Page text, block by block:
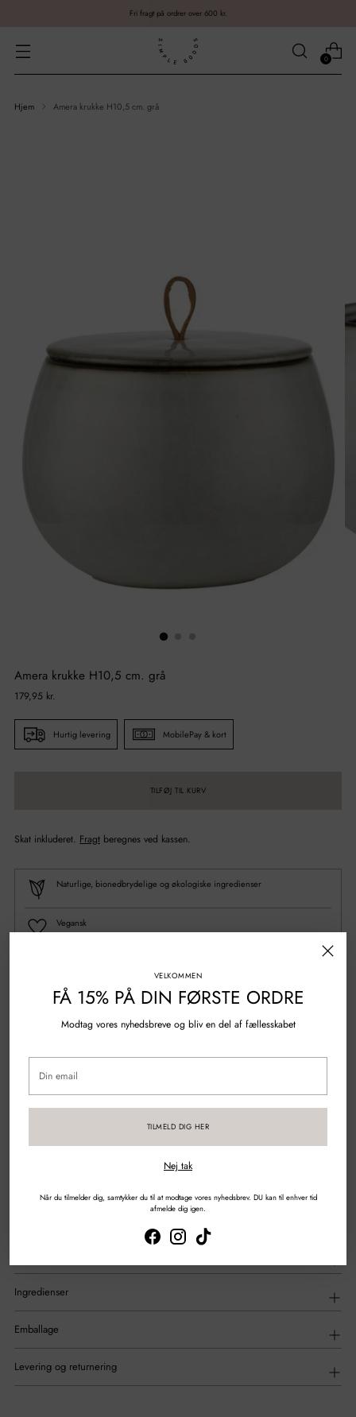
Fri fragt på ordrer over 600 kr.
0
VELKOMMEN
FÅ 15% PÅ DIN FØRSTE ORDRE
Modtag vores nyhedsbreve og bliv en del af fællesskabet
email
TILMELD DIG HER
Nej tak
Når du tilmelder dig, samtykker du til at modtage vores nyhedsbrev. DU kan til enhver tid
afmelde dig igen.
Hjem Amera krukke H10,5 cm. grå
Amera krukke H10,5 cm. grå
Normal
179,95 kr.
Hurtig levering MobilePay & kort
TILFØJ TIL KURV
Skat inkluderet. Fragt beregnes ved kassen.
Naturlige, bionedbrydelige og økologiske ingredienser
Vegansk
Spørgsmål?Skriv til os
Sikker betaling med kort & mobilepay
Beskrivelse
Ingredienser
Emballage
Levering og returnering